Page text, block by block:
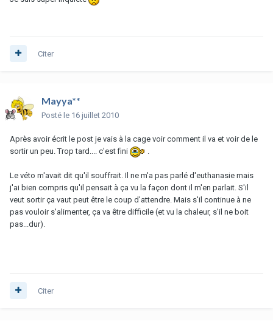
Citer
Mayya**
Posté le 16 juillet 2010
Après avoir écrit le post je vais à la cage voir comment il va et voir de le
sortir un peu. Trop tard.... c'est fini
Le véto m'avait dit qu'il souffrait. Il ne m'a pas parlé d'euthanasie mais
j'ai bien compris qu'il pensait à ça vu la façon dont il m'en parlait. S'il
veut sortir ça vaut peut être le coup d'attendre. Mais s'il continue à ne
pas vouloir s'alimenter, ça va être difficile (et vu la chaleur, s'il ne boit
pas...dur).
Citer